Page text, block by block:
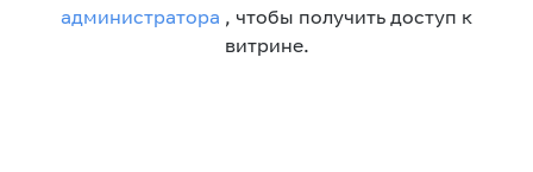
администратора , чтобы получить доступ к
витрине.